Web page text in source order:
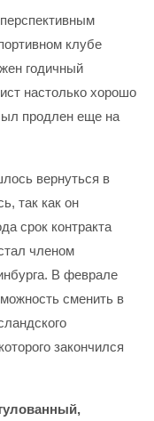
клубе
годичный
настолько хорошо
продлен еще на
вернуться в
так как он
срок контракта
членом
В феврале
сменить в
закончился